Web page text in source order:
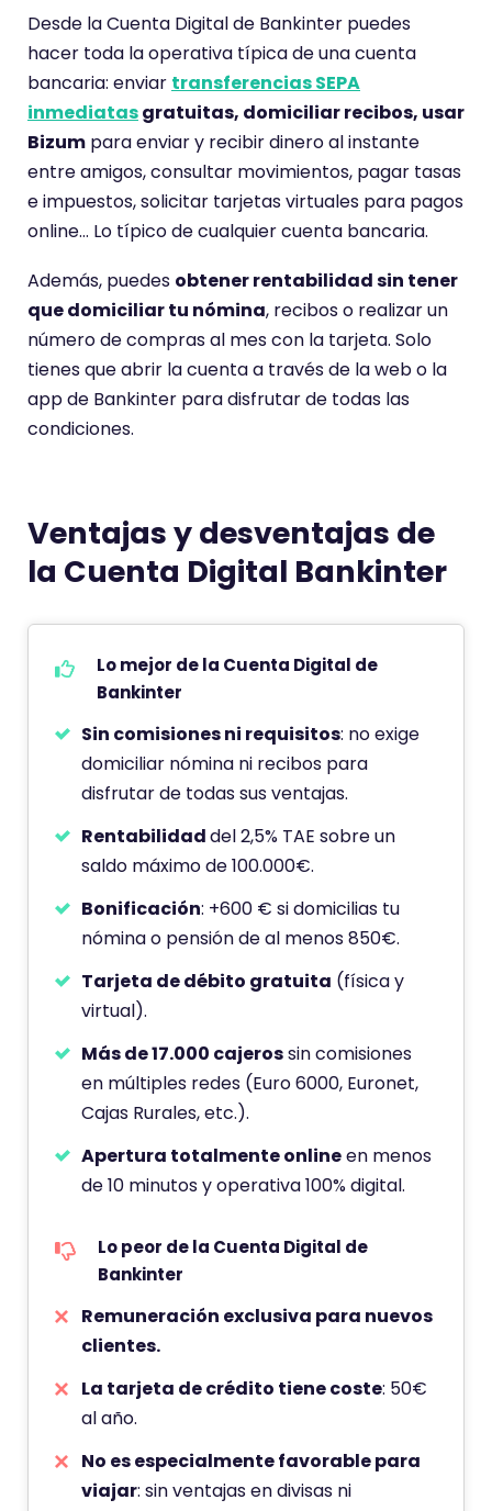
Desde la Cuenta Digital de Bankinter puedes
hacer toda la operativa típica de una cuenta
bancaria: enviar transferencias SEPA
inmediatasgratuitas, domiciliar recibos, usar
Bizum para enviar y recibir dinero al instante
entre amigos, consultar movimientos, pagar tasas
e impuestos, solicitar tarjetas virtuales para pagos
online… Lo típico de cualquier cuenta bancaria.
Además, puedes obtener rentabilidad sin tener
que domiciliar tu nómina, recibos o realizar un
número de compras al mes con la tarjeta. Solo
tienes que abrir la cuenta a través de la web o la
app de Bankinter para disfrutar de todas las
condiciones.
Ventajas y desventajas de
la Cuenta Digital Bankinter
Lo mejor de la Cuenta Digital de
Bankinter
Sin comisiones ni requisitos: no exige
domiciliar nómina ni recibos para
disfrutar de todas sus ventajas.
Rentabilidaddel 2,5% TAE sobre un
saldo máximo de 100.000€.
Bonificación: +600 € si domicilias tu
nómina o pensión de al menos 850€.
Tarjeta de débito gratuita (física y
virtual).
Más de 17.000 cajerossin comisiones
en múltiples redes (Euro 6000, Euronet,
Cajas Rurales, etc.).
Apertura totalmente onlineen menos
de 10 minutos y operativa 100% digital.
Lo peor de la Cuenta Digital de
Bankinter
Remuneración exclusiva para nuevos
clientes.
La tarjeta de crédito tiene coste: 50€
al año.
No es especialmente favorable para
viajar: sin ventajas en divisas ni